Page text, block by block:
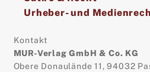
Urheber- und
Kontakt
MUR-Verlag GmbH & Co. KG
Obere Donaulände 11, 94032